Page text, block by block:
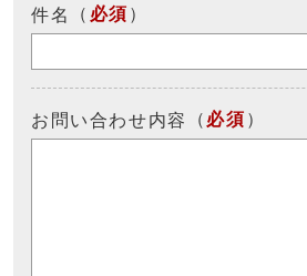
件名 （ 必須 ）
お問い合わせ内容 （ 必須 ）